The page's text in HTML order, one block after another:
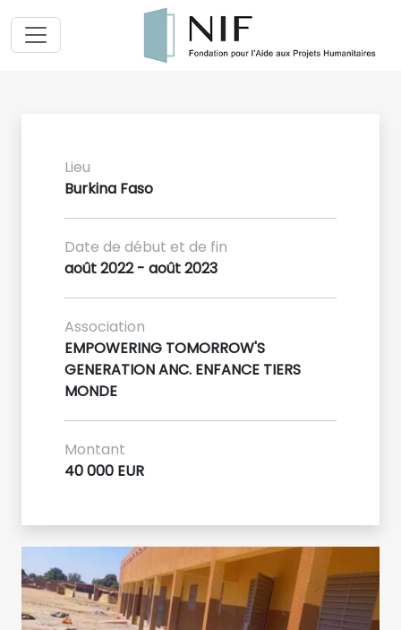
Lieu
Burkina Faso
Date de début et de fin
août 2022 - août 2023
Association
EMPOWERING TOMORROW'S
GENERATION ANC. ENFANCE TIERS
MONDE
Montant
40 000 EUR